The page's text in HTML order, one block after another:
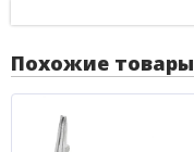
Похожие товары